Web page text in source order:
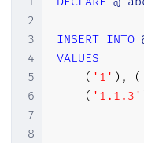
2
3
4
5
6
7
8
INSERT INTO
VALUES
( '1' ) , (
( '1.1.3'